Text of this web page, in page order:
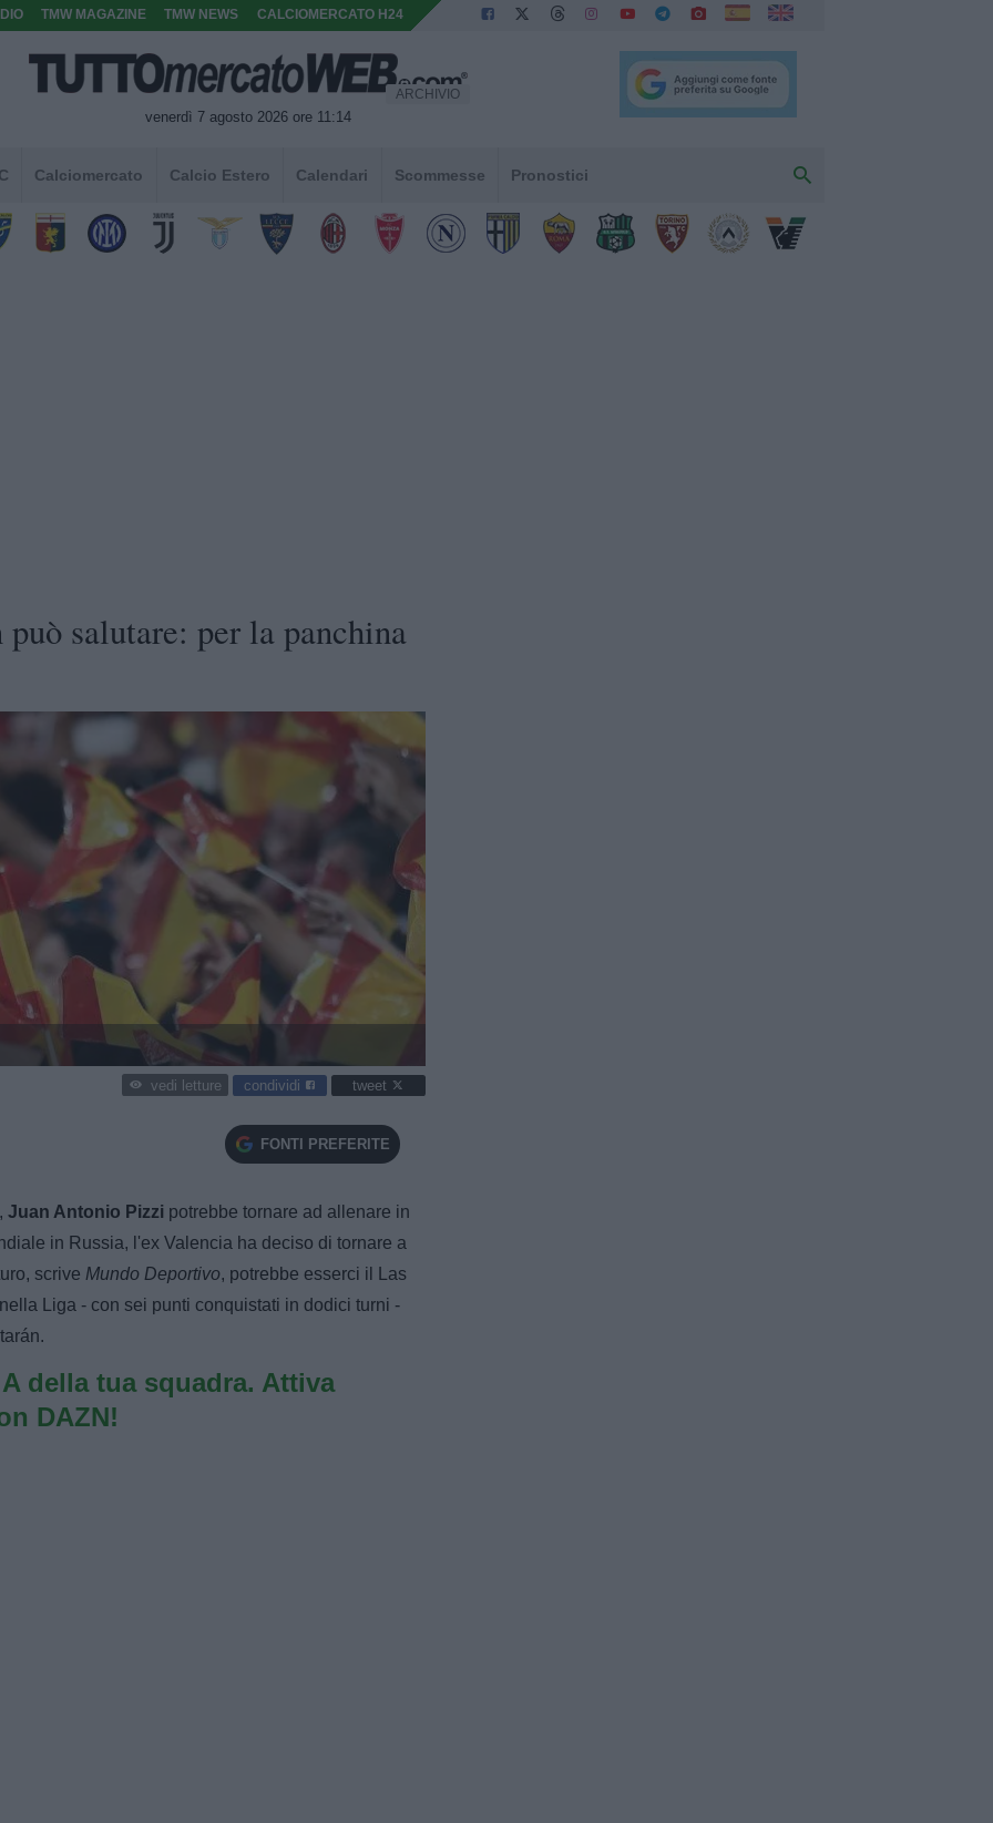
TMW MAGAZINE TMW NEWS CALCIOMERCATO H24
venerdì 7 agosto 2026 ore 11:14
ARCHIVIO
Calciomercato Calcio Estero Calendari Scommesse Pronostici
salutare: per la panchina
vedi letture condividi tweet
FONTI PREFERITE
Juan Antonio Pizzi potrebbe tornare ad allenare in
in Russia, l'ex Valencia ha deciso di tornare a
scrive Mundo Deportivo, potrebbe esserci il Las
Liga - con sei punti conquistati in dodici turni -
della tua squadra. Attiva
DAZN!